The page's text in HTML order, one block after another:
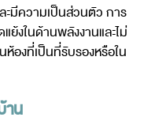
มีความเป็นส่วนตัว การ
ย้งในด้านพลังงานและไม่
ห้องที่เป็นที่รับรองหรือใน
าน